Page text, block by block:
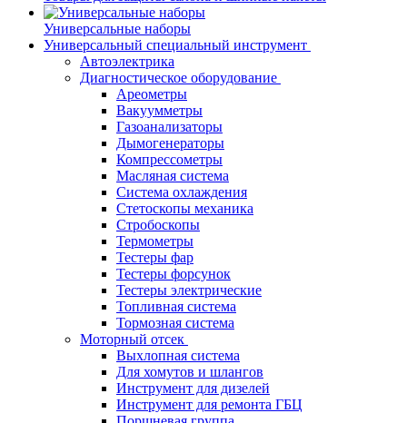
Универсальные наборы
Универсальный специальный инструмент
Автоэлектрика
Диагностическое оборудование
Ареометры
Вакуумметры
Газоанализаторы
Дымогенераторы
Компрессометры
Масляная система
Система охлаждения
Стетоскопы механика
Стробоскопы
Термометры
Тестеры фар
Тестеры форсунок
Тестеры электрические
Топливная система
Тормозная система
Моторный отсек
Выхлопная система
Для хомутов и шлангов
Инструмент для дизелей
Инструмент для ремонта ГБЦ